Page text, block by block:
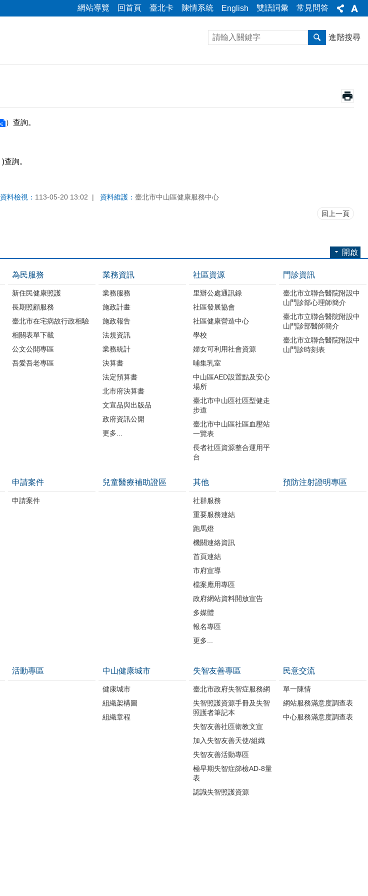
網站導覽 回首頁 臺北卡 陳情系統 English 雙語詞彙 常見問答
進階搜尋
）查詢。
)查詢。
資料檢視： 113-05-20 13:02 資料維護： 臺北市中山區健康服務中心
回上一頁
開啟
為民服務
新住民健康照護
長期照顧服務
臺北市在宅病故行政相驗
相關表單下載
公文公開專區
吾愛吾老專區
業務資訊
業務服務
施政計畫
施政報告
法規資訊
業務統計
決算書
法定預算書
北市府決算書
文宣品與出版品
政府資訊公開
更多...
社區資源
里辦公處通訊錄
社區發展協會
社區健康營造中心
學校
婦女可利用社會資源
哺集乳室
中山區AED設置點及安心
場所
臺北市中山區社區型健走
步道
臺北市中山區社區血壓站
一覽表
長者社區資源整合運用平
台
門診資訊
臺北市立聯合醫院附設中
山門診部心理師簡介
臺北市立聯合醫院附設中
山門診部醫師簡介
臺北市立聯合醫院附設中
山門診時刻表
申請案件
申請案件
兒童醫療補助證區 其他
社群服務
重要服務連結
跑馬燈
機關連絡資訊
首頁連結
市府宣導
檔案應用專區
政府網站資料開放宣告
多媒體
報名專區
更多...
預防注射證明專區
活動專區 中山健康城市
健康城市
組織架構圖
組織章程
失智友善專區
臺北市政府失智症服務網
失智照護資源手冊及失智
照護者筆記本
失智友善社區衛教文宣
加入失智友善天使/組織
失智友善活動專區
極早期失智症篩檢AD-8量
表
認識失智照護資源
民意交流
單一陳情
網站服務滿意度調查表
中心服務滿意度調查表